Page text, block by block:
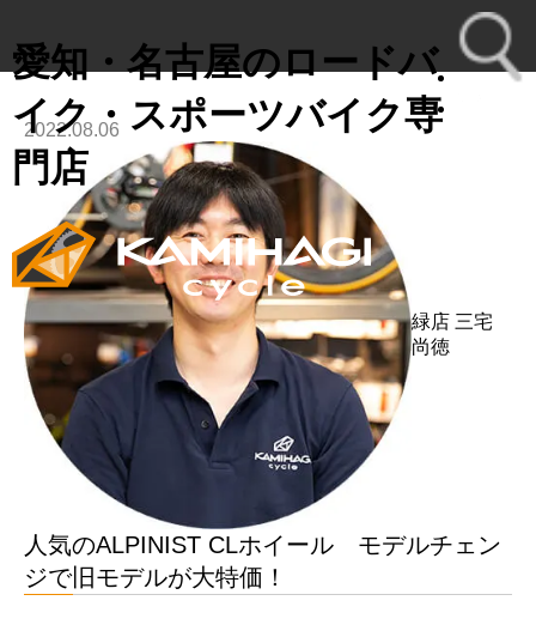
愛知・名古屋のロードバ
イク・スポーツバイク専
門店
2022.08.06
緑店 三宅
尚徳
人気のALPINIST CLホイール モデルチェン
ジで旧モデルが大特価！